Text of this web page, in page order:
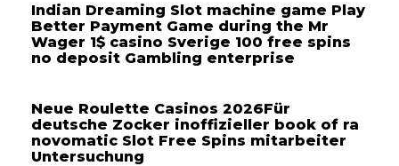
Indian Dreaming Slot machine game Play
Better Payment Game during the Mr
Wager 1$ casino Sverige 100 free spins
no deposit Gambling enterprise
Neue Roulette Casinos 2026Für
deutsche Zocker inoffizieller book of ra
novomatic Slot Free Spins mitarbeiter
Untersuchung